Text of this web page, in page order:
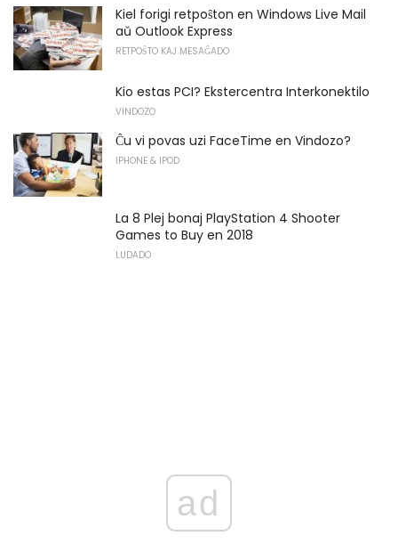
Kiel forigi retpoŝton en Windows Live Mail
aŭ Outlook Express
RETPOŜTO KAJ MESAĜADO
Kio estas PCI? Ekstercentra Interkonektilo
VINDOZO
Ĉu vi povas uzi FaceTime en Vindozo?
IPHONE & IPOD
La 8 Plej bonaj PlayStation 4 Shooter
Games to Buy en 2018
LUDADO
ad